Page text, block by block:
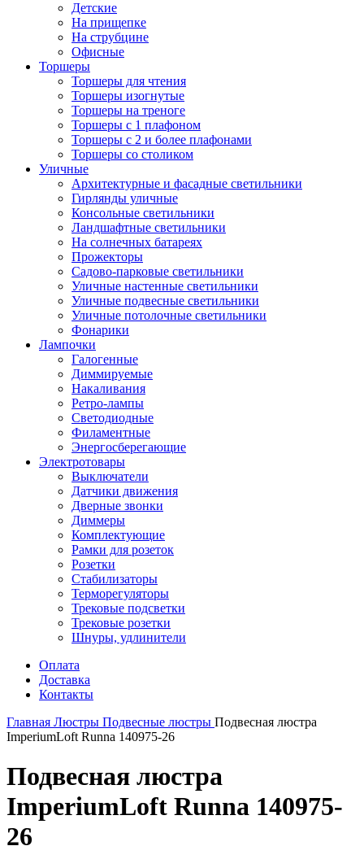
Детские
На прищепке
На струбцине
Офисные
Торшеры
Торшеры для чтения
Торшеры изогнутые
Торшеры на треноге
Торшеры с 1 плафоном
Торшеры с 2 и более плафонами
Торшеры со столиком
Уличные
Архитектурные и фасадные светильники
Гирлянды уличные
Консольные светильники
Ландшафтные светильники
На солнечных батареях
Прожекторы
Садово-парковые светильники
Уличные настенные светильники
Уличные подвесные светильники
Уличные потолочные светильники
Фонарики
Лампочки
Галогенные
Диммируемые
Накаливания
Ретро-лампы
Светодиодные
Филаментные
Энергосберегающие
Электротовары
Выключатели
Датчики движения
Дверные звонки
Диммеры
Комплектующие
Рамки для розеток
Розетки
Стабилизаторы
Терморегуляторы
Трековые подсветки
Трековые розетки
Шнуры, удлинители
Оплата
Доставка
Контакты
Главная Люстры Подвесные люстры Подвесная люстра
ImperiumLoft Runna 140975-26
Подвесная люстра
ImperiumLoft Runna 140975-
26